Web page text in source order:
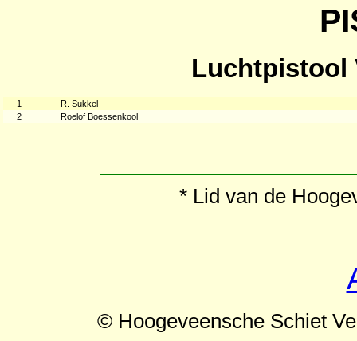
Luchtpistool
1
R. Sukkel
2
Roelof Boessenkool
* Lid van de
© Hoogeveensche Schiet